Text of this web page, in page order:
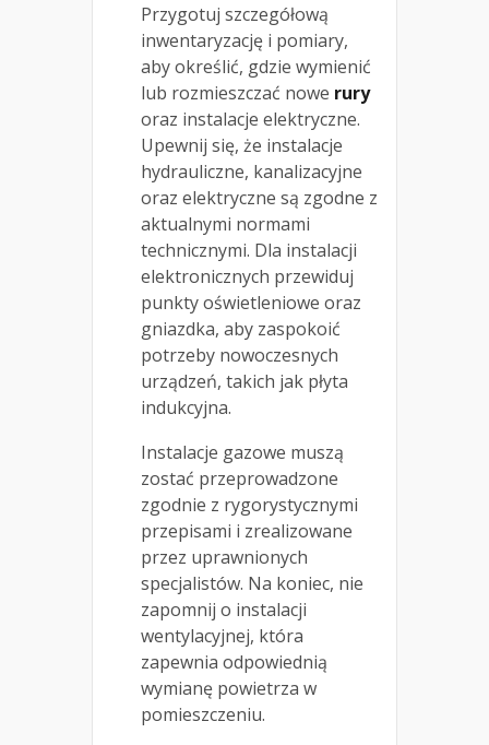
Przygotuj szczegółową
inwentaryzację i pomiary,
aby określić, gdzie wymienić
lub rozmieszczać nowe rury
oraz instalacje elektryczne.
Upewnij się, że instalacje
hydrauliczne, kanalizacyjne
oraz elektryczne są zgodne z
aktualnymi normami
technicznymi. Dla instalacji
elektronicznych przewiduj
punkty oświetleniowe oraz
gniazdka, aby zaspokoić
potrzeby nowoczesnych
urządzeń, takich jak płyta
indukcyjna.
Instalacje gazowe muszą
zostać przeprowadzone
zgodnie z rygorystycznymi
przepisami i zrealizowane
przez uprawnionych
specjalistów. Na koniec, nie
zapomnij o instalacji
wentylacyjnej, która
zapewnia odpowiednią
wymianę powietrza w
pomieszczeniu.